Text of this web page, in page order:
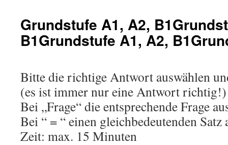
Grundstufe A1, A2, B1
B1Grundstufe A1, A2, B1
Bitte die richtige Antwort auswählen
(es ist immer nur eine Antwort richtig!)
Bei „Frage“ die entsprechende Frage
Bei “ = “ einen gleichbedeutenden Satz
Zeit: max. 15 Minuten